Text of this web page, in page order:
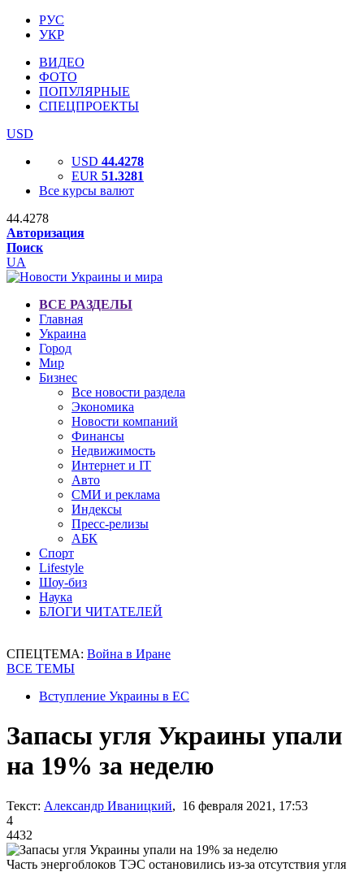
РУС
УКР
ВИДЕО
ФОТО
ПОПУЛЯРНЫЕ
СПЕЦПРОЕКТЫ
USD
USD 44.4278
EUR 51.3281
Все курсы валют
44.4278
Авторизация
Поиск
UA
ВСЕ РАЗДЕЛЫ
Главная
Украина
Город
Мир
Бизнес
Все новости раздела
Экономика
Новости компаний
Финансы
Недвижимость
Интернет и IT
Авто
СМИ и реклама
Индексы
Пресс-релизы
АБК
Спорт
Lifestyle
Шоу-биз
Наука
БЛОГИ ЧИТАТЕЛЕЙ
СПЕЦТЕМА: Война в Иране
ВСЕ ТЕМЫ
Вступление Украины в ЕС
Запасы угля Украины упали
на 19% за неделю
Текст: Александр Иваницкий, 16 февраля 2021, 17:53
4
4432
Часть энергоблоков ТЭС остановились из-за отсутствия угля